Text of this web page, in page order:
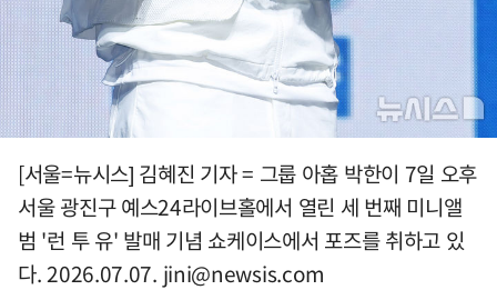
[서울=뉴시스] 김혜진 기자 = 그룹 아홉 박한이 7일 오후
서울 광진구 예스24라이브홀에서 열린 세 번째 미니앨
범 '런 투 유' 발매 기념 쇼케이스에서 포즈를 취하고 있
다. 2026.07.07. jini@newsis.com